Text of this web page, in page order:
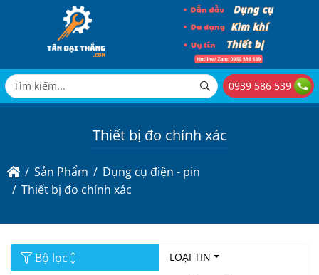
0939 586 539
Thiết bị đo chính xác
Sản Phẩm
Dụng cụ điện - pin
Thiết bị đo chính xác
Bộ lọc
LOẠI TIN